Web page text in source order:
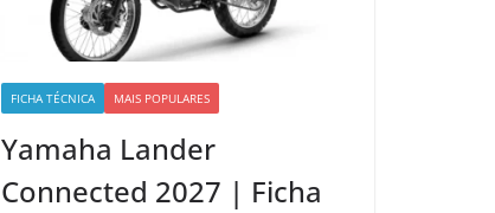
FICHA TÉCNICA MAIS POPULARES
Yamaha Lander
Connected 2027 | Ficha